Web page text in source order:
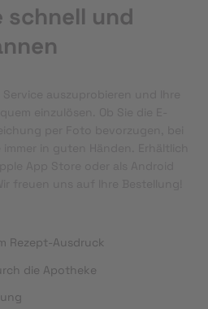
schnell und
Rezept-Ausdruck
die Apotheke